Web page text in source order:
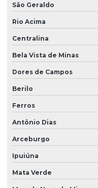
São Geraldo
Rio Acima
Centralina
Bela Vista de Minas
Dores de Campos
Berilo
Ferros
Antônio Dias
Arceburgo
Ipuiúna
Mata Verde